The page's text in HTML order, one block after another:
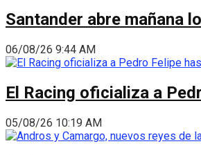
Santander abre mañana
06/08/26 9:44 AM
El Racing oficializa a
05/08/26 10:19 AM